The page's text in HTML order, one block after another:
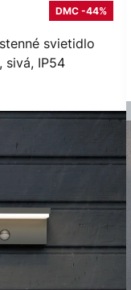
svietidlo
sivá, IP54
DMC -44%